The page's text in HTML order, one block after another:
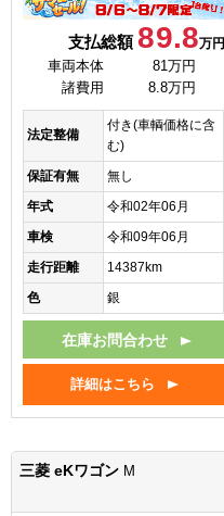
支払総額 89.8万円
車両本体
81万円
諸費用
8.8万円
法定整備
付き(車輌価格に含
む)
保証有無
無し
年式
令和02年06月
車検
令和09年06月
走行距離
14387km
色
銀
在庫お問合わせ
詳細はこちら
三菱 eKワゴン M